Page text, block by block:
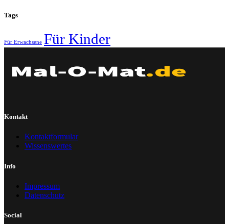
Tags
Für Erwachsene Für Kinder
Kontakt
Kontaktformular
Wissenswertes
Info
Impressum
Datenschutz
Social